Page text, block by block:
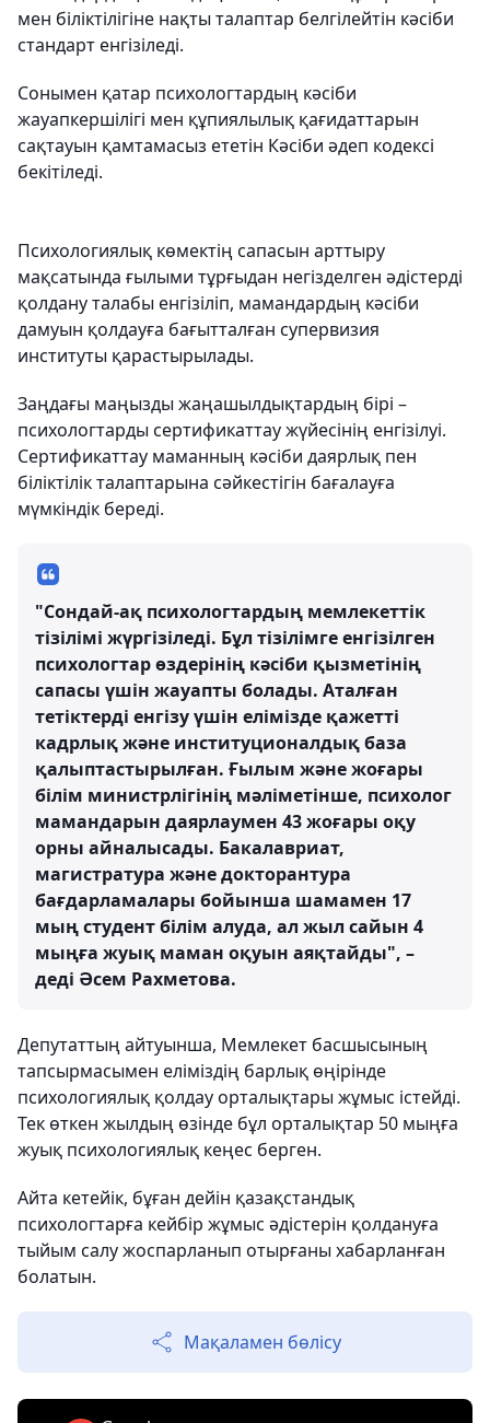
мен біліктілігіне нақты талаптар белгілейтін кәсіби
стандарт енгізіледі.
Сонымен қатар психологтардың кәсіби
жауапкершілігі мен құпиялылық қағидаттарын
сақтауын қамтамасыз ететін Кәсіби әдеп кодексі
бекітіледі.
Психологиялық көмектің сапасын арттыру
мақсатында ғылыми тұрғыдан негізделген әдістерді
қолдану талабы енгізіліп, мамандардың кәсіби
дамуын қолдауға бағытталған супервизия
институты қарастырылады.
Заңдағы маңызды жаңашылдықтардың бірі –
психологтарды сертификаттау жүйесінің енгізілуі.
Сертификаттау маманның кәсіби даярлық пен
біліктілік талаптарына сәйкестігін бағалауға
мүмкіндік береді.
"Сондай-ақ психологтардың мемлекеттік
тізілімі жүргізіледі. Бұл тізілімге енгізілген
психологтар өздерінің кәсіби қызметінің
сапасы үшін жауапты болады. Аталған
тетіктерді енгізу үшін елімізде қажетті
кадрлық және институционалдық база
қалыптастырылған. Ғылым және жоғары
білім министрлігінің мәліметінше, психолог
мамандарын даярлаумен 43 жоғары оқу
орны айналысады. Бакалавриат,
магистратура және докторантура
бағдарламалары бойынша шамамен 17
мың студент білім алуда, ал жыл сайын 4
мыңға жуық маман оқуын аяқтайды", –
деді Әсем Рахметова.
Депутаттың айтуынша, Мемлекет басшысының
тапсырмасымен еліміздің барлық өңірінде
психологиялық қолдау орталықтары жұмыс істейді.
Тек өткен жылдың өзінде бұл орталықтар 50 мыңға
жуық психологиялық кеңес берген.
Айта кетейік, бұған дейін қазақстандық
психологтарға кейбір жұмыс әдістерін қолдануға
тыйым салу жоспарланып отырғаны хабарланған
болатын.
Мақаламен бөлісу